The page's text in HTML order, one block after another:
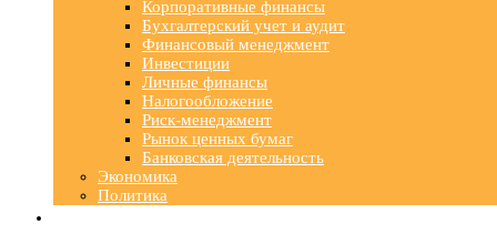
Корпоративные финансы
Бухгалтерский учет и аудит
Финансовый менеджмент
Инвестиции
Личные финансы
Налогообложение
Риск-менеджмент
Рынок ценных бумаг
Банковская деятельность
Экономика
Политика